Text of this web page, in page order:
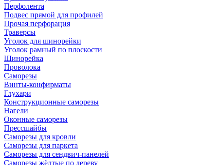
Перфолента
Подвес прямой для профилей
Прочая перфорация
Траверсы
Уголок для шинорейки
Уголок рамный по плоскости
Шинорейка
Проволока
Саморезы
Винты-конфирматы
Глухари
Конструкционные саморезы
Нагели
Оконные саморезы
Прессшайбы
Саморезы для кровли
Саморезы для паркета
Саморезы для сендвич-панелей
Саморезы жёлтые по дереву